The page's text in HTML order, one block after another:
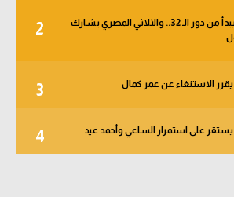
2
خبر في الجول - الأهلي يبدأ من دور الـ 32.. والثلاثي المصري يشارك
3 الاستنغاء عن عمر كمال
4 يستقر على استمرار الساعي وأحمد عيد